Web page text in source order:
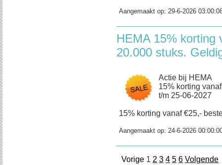
Aangemaakt op: 29-6-2026
HEMA 15% korting
20.000 stuks.
Actie bij HEMA
15% korting
t/m 25-06-2027
15% korting vanaf €25,-
Aangemaakt op: 24-6-2026
Vorige 1 2 3 4 5 6 Volgende